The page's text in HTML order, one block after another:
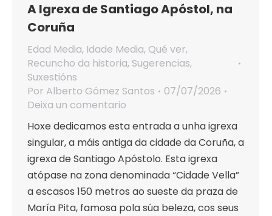
A Igrexa de Santiago Apóstol, na
Coruña
Edad Media, Idade Media, Qué ver,
Recuncho da historia, Sugerencias,
Suxestións
Por Alberto Gómez Santos
07/07/2026
Deixa un comentario
Hoxe dedicamos esta entrada a unha igrexa
singular, a máis antiga da cidade da Coruña, a
igrexa de Santiago Apóstolo. Esta igrexa
atópase na zona denominada “Cidade Vella”
a escasos 150 metros ao sueste da praza de
María Pita, famosa pola súa beleza, cos seus